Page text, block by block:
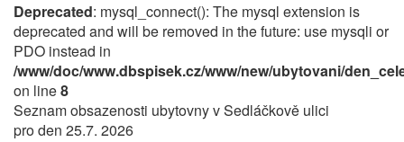
Deprecated: mysql_connect(): The mysql extension is
deprecated and will be removed in the future: use mysqli or
PDO instead in
/www/doc/www.dbspisek.cz/www/new/ubytovani/
on line8
Seznam obsazenosti ubytovny v Sedláčkově ulici
pro den 25.7. 2026